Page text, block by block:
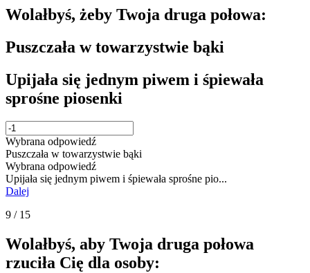
Wolałbyś, żeby Twoja druga połowa:
Puszczała w towarzystwie bąki
Upijała się jednym piwem i śpiewała
sprośne piosenki
Wybrana odpowiedź
Puszczała w towarzystwie bąki
Wybrana odpowiedź
Upijała się jednym piwem i śpiewała sprośne pio...
Dalej
9 / 15
Wolałbyś, aby Twoja druga połowa
rzuciła Cię dla osoby: